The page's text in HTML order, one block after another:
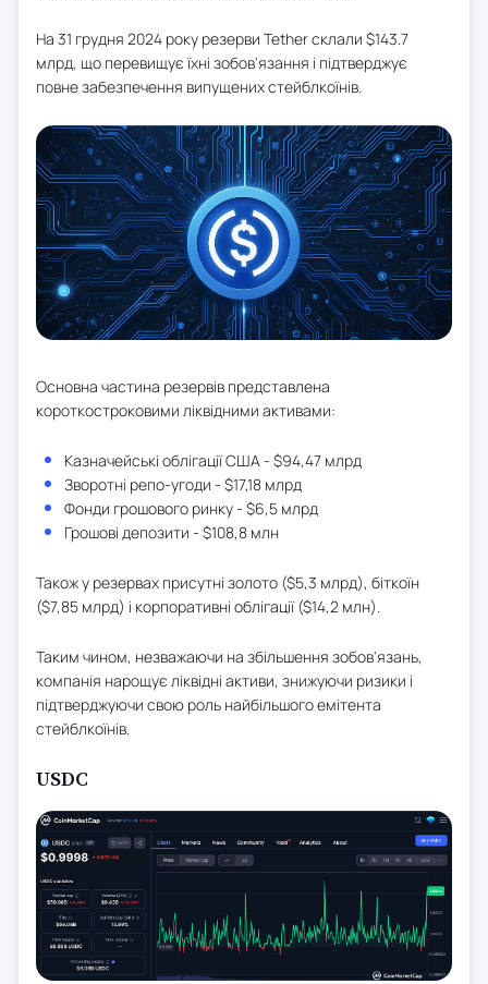
На 31 грудня 2024 року резерви Tether склали $143.7
млрд, що перевищує їхні зобов'язання і підтверджує
повне забезпечення випущених стейблкоїнів.
Основна частина резервів представлена
короткостроковими ліквідними активами:
Казначейські облігації США - $94,47 млрд
Зворотні репо-угоди - $17,18 млрд
Фонди грошового ринку - $6,5 млрд
Грошові депозити - $108,8 млн
Також у резервах присутні золото ($5,3 млрд), біткоїн
($7,85 млрд) і корпоративні облігації ($14,2 млн).
Таким чином, незважаючи на збільшення зобов'язань,
компанія нарощує ліквідні активи, знижуючи ризики і
підтверджуючи свою роль найбільшого емітента
стейблкоїнів.
USDC